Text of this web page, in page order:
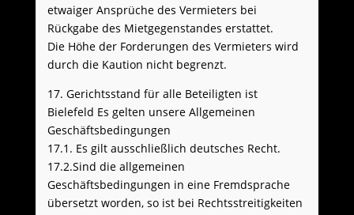
etwaiger Ansprüche des Vermieters bei
Rückgabe des Mietgegenstandes erstattet.
Die Höhe der Forderungen des Vermieters wird
durch die Kaution nicht begrenzt.
17. Gerichtsstand für alle Beteiligten ist
Bielefeld Es gelten unsere Allgemeinen
Geschäftsbedingungen
17.1. Es gilt ausschließlich deutsches Recht.
17.2.Sind die allgemeinen
Geschäftsbedingungen in eine Fremdsprache
übersetzt worden, so ist bei Rechtsstreitigkeiten